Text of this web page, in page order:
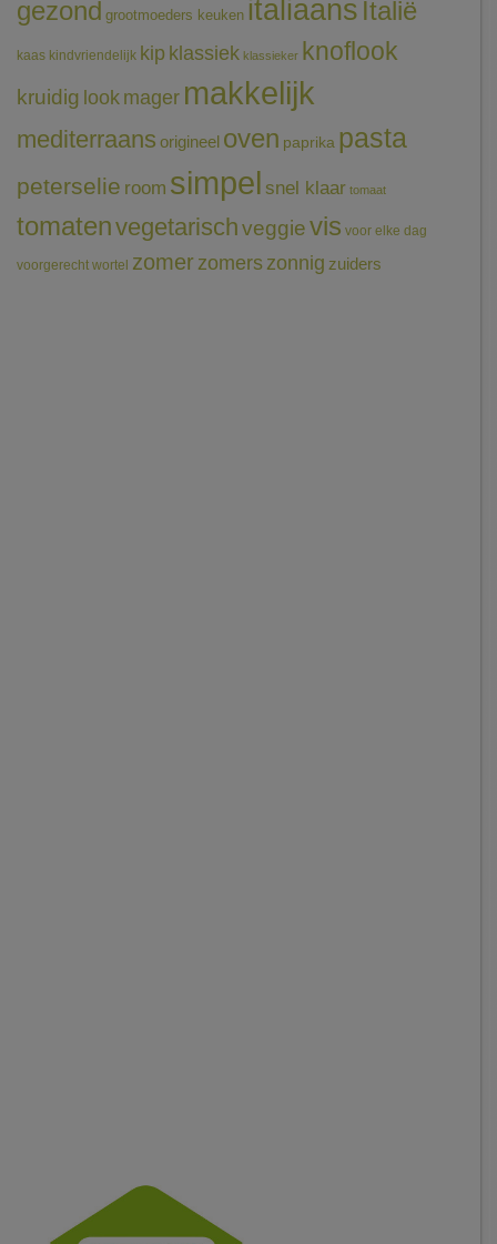
gezond grootmoeders keuken italiaans Italië
kaas kindvriendelijk kip klassiek klassieker knoflook
kruidig look mager makkelijk
mediterraans origineel oven paprika pasta
peterselie room simpel snel klaar tomaat
tomatenvegetarischveggievis voor elke dag
voorgerecht wortel zomerzomerszonnig zuiders